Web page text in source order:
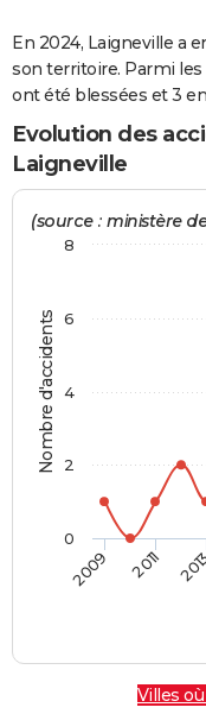
GUIDES D'ACHAT
BONS PLANS
CARTE DE VOEUX
Carte de Noël
Carte Bonne année
Carte Saint-Valentin
Carte Pâques
Carte d'anniversaire
DICTIONNAIRE
COPAINS D'AVANT
S'inscrire
Se connecter
Lycées
Collèges
Primaires
Universités
Entreprises
Service militaire
Avis de recherche
AVIS DE DÉCÈS
FORUM
Bricolage
Lifestyle
Culture
Sport
Auto
Television
Voyage
Cinema
En 2024, Laigneville a
son territoire. Parmi
ont été blessées et 3
Evolution des
Laigneville
Nombre d'accidents
(source : ministère
2009 2011
0
2
4
6
8
Villes